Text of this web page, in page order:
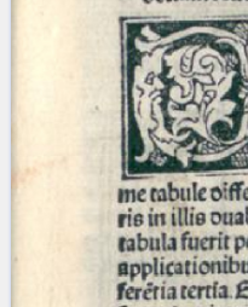
(the underscore) is the
for exactly one character.
(the percent sign) is the
placeholder for no, one
than one character.
(two percent signs) is the
placeholder for no, one
than one character, but
blank space (so that a
at word boundaries).